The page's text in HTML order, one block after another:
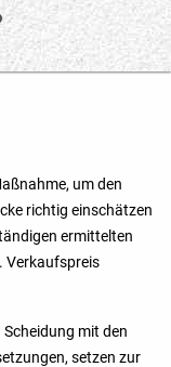
um den
richtig einschätzen
ermittelten
Verkaufspreis
mit den
setzen zur